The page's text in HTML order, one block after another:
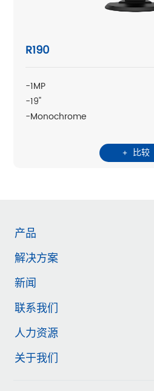
R190
-1MP
-19"
-Monochrome
比较
产品
解决方案
新闻
联系我们
人力资源
关于我们